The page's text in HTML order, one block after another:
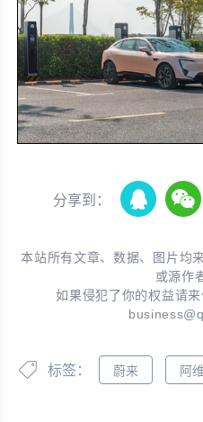
分享到：
本站所有文章、数据、图片均
或源作
如果侵犯了你的权益请
标签： 蔚来 阿